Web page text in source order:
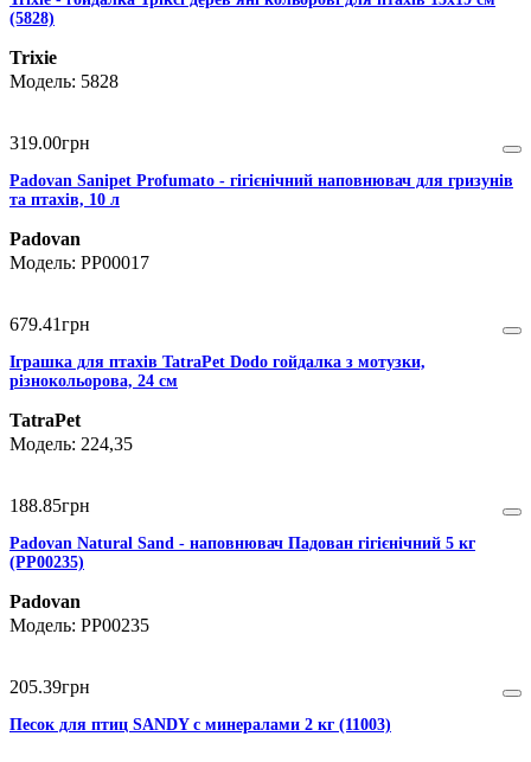
(5828)
Trixie
5828
319.00грн
Padovan Sanipet Profumato - гігієнічний наповнювач для гризунів
та птахів, 10 л
Padovan
PP00017
679.41грн
Іграшка для птахів TatraPet Dodo гойдалка з мотузки,
різнокольорова, 24 см
TatraPet
224,35
188.85грн
Padovan Natural Sand - наповнювач Падован гігієнічний 5 кг
(PP00235)
Padovan
PP00235
205.39грн
Песок для птиц SANDY с минералами 2 кг (11003)